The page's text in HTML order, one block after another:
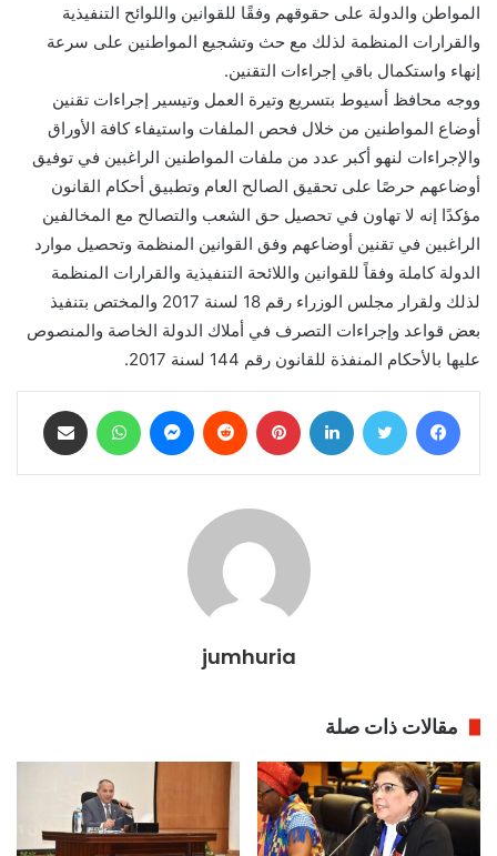
المواطن والدولة على حقوقهم وفقًا للقوانين واللوائح التنفيذية
والقرارات المنظمة لذلك مع حث وتشجيع المواطنين على سرعة
إنهاء واستكمال باقي إجراءات التقنين.
ووجه محافظ أسيوط بتسريع وتيرة العمل وتيسير إجراءات تقنين
أوضاع المواطنين من خلال فحص الملفات واستيفاء كافة الأوراق
والإجراءات لنهو أكبر عدد من ملفات المواطنين الراغبين في توفيق
أوضاعهم حرصًا على تحقيق الصالح العام وتطبيق أحكام القانون
مؤكدًا إنه لا تهاون في تحصيل حق الشعب والتصالح مع المخالفين
الراغبين في تقنين أوضاعهم وفق القوانين المنظمة وتحصيل موارد
الدولة كاملة وفقاً للقوانين واللائحة التنفيذية والقرارات المنظمة
لذلك ولقرار مجلس الوزراء رقم 18 لسنة 2017 والمختص بتنفيذ
بعض قواعد وإجراءات التصرف في أملاك الدولة الخاصة والمنصوص
عليها بالأحكام المنفذة للقانون رقم 144 لسنة 2017.
فيسبوك تويتر لينكدإن بينتيريست ماسنجر واتساب
jumhuria
مقالات ذات صلة